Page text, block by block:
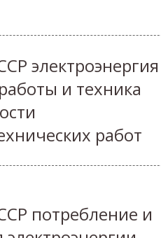
электроэнергия
и техника
работ
потребление и